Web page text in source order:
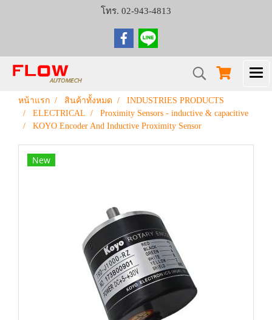
โทร. 02-943-4813
หน้าแรก สินค้าทั้งหมด
INDUSTRIES PRODUCTS
ELECTRICAL
Proximity Sensors - inductive & capacitive
KOYO Encoder And Inductive Proximity Sensor
New